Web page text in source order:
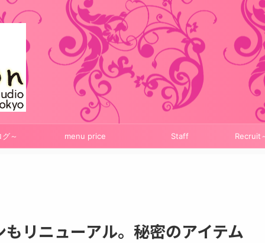
～ menu price Staff Recruit
リニューアル。秘密のアイテム